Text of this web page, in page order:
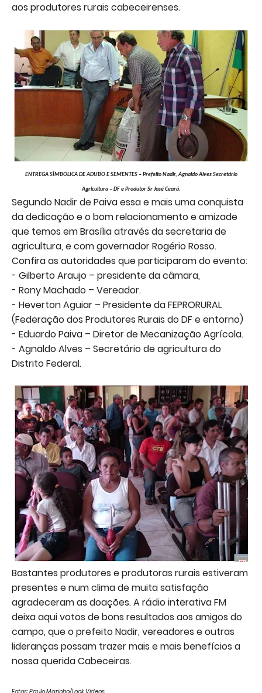
aos produtores rurais cabeceirenses.
ENTREGA SÍMBOLICA DE ADUBO E SEMENTES – Prefeito Nadir, Agnaldo Alves Secretário
Agricultura – DF e Produtor Sr José Ceará.
Segundo Nadir de Paiva essa e mais uma conquista
da dedicação e o bom relacionamento e amizade
que temos em Brasília através da secretaria de
agricultura, e com governador Rogério Rosso.
Confira as autoridades que participaram do evento:
- Gilberto Araujo – presidente da câmara,
- Rony Machado – Vereador.
- Heverton Aguiar – Presidente da FEPRORURAL
(Federação dos Produtores Rurais do DF e entorno)
- Eduardo Paiva – Diretor de Mecanização Agrícola.
- Agnaldo Alves – Secretário de agricultura do
Distrito Federal.
Bastantes produtores e produtoras rurais estiveram
presentes e num clima de muita satisfação
agradeceram as doações. A rádio interativa FM
deixa aqui votos de bons resultados aos amigos do
campo, que o prefeito Nadir, vereadores e outras
lideranças possam trazer mais e mais benefícios a
nossa querida Cabeceiras.